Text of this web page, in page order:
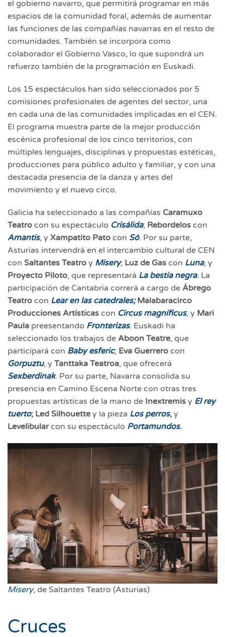
el gobierno navarro, que permitirá programar en más
espacios de la comunidad foral, además de aumentar
las funciones de las compañías navarras en el resto de
comunidades. También se incorpora como
colaborador el Gobierno Vasco, lo que supondrá un
refuerzo también de la programación en Euskadi.
Los 15 espectáculos han sido seleccionados por 5
comisiones profesionales de agentes del sector, una
en cada una de las comunidades implicadas en el CEN.
El programa muestra parte de la mejor producción
escénica profesional de los cinco territorios, con
múltiples lenguajes, disciplinas y propuestas estéticas,
producciones para público adulto y familiar, y con una
destacada presencia de la danza y artes del
movimiento y el nuevo circo.
Galicia ha seleccionado a las compañías Caramuxo
Teatro con su espectáculo Crisálida; Rebordelos con
Amantis, y Xampatito Pato con Só. Por su parte,
Asturias intervendrá en el intercambio cultural de CEN
con Saltantes Teatro y Misery; Luz de Gas con Luna, y
Proyecto Piloto, que representará La bestia negra. La
participación de Cantabria correrá a cargo de Ábrego
Teatro con Lear en las catedrales; Malabaracirco
Producciones Artísticas con Circus magníficus, y Mari
Paula preesentando Fronterizas. Euskadi ha
seleccionado los trabajos de Aboon Teatre, que
participará con Baby esferic; Eva Guerrero con
Gorpuztu, y Tanttaka Teatroa, que ofrecerá
Sexberdinak. Por su parte, Navarra consolida su
presencia en Camino Escena Norte con otras tres
propuestas artísticas de la mano de Inextremis y El rey
tuerto; Led Silhouette y la pieza Los perros, y
Levelibularcon su espectáculo Portamundos.
Misery, de Saltantes Teatro (Asturias)
Cruces